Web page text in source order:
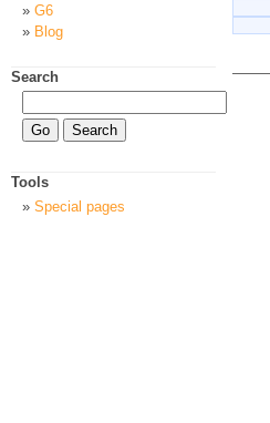
G6
Blog
Search
Tools
Special pages